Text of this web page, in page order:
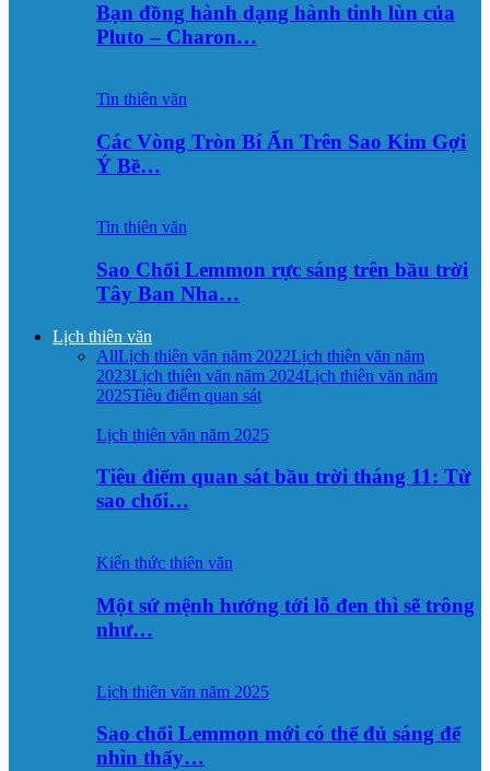
Bạn đồng hành dạng hành tinh lùn của
Pluto – Charon…
Tin thiên văn
Các Vòng Tròn Bí Ẩn Trên Sao Kim Gợi
Ý Bề…
Tin thiên văn
Sao Chổi Lemmon rực sáng trên bầu trời
Tây Ban Nha…
Lịch thiên văn
AllLịch thiên văn năm 2022Lịch thiên văn năm
2023Lịch thiên văn năm 2024Lịch thiên văn năm
2025Tiêu điểm quan sát
Lịch thiên văn năm 2025
Tiêu điểm quan sát bầu trời tháng 11: Từ
sao chổi…
Kiến thức thiên văn
Một sứ mệnh hướng tới lỗ đen thì sẽ trông
như…
Lịch thiên văn năm 2025
Sao chổi Lemmon mới có thể đủ sáng để
nhìn thấy…